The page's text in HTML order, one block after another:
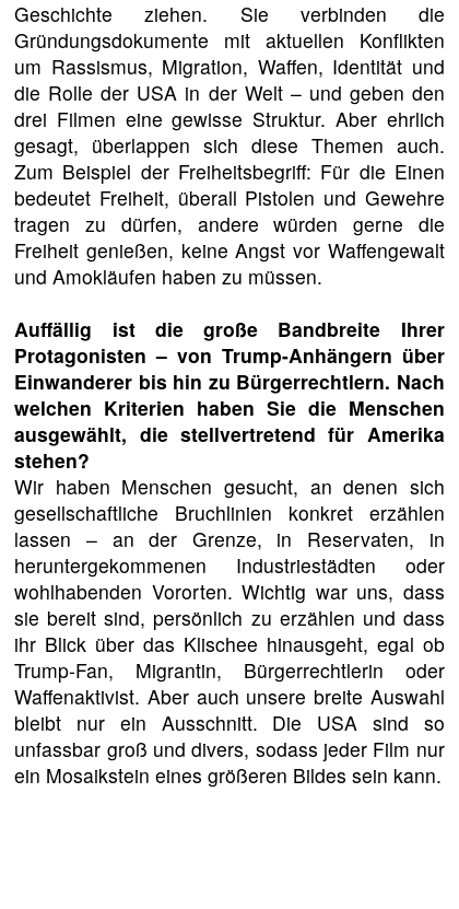
Geschichte ziehen. Sie verbinden die
Gründungsdokumente mit aktuellen Konflikten
um Rassismus, Migration, Waffen, Identität und
die Rolle der USA in der Welt – und geben den
drei Filmen eine gewisse Struktur. Aber ehrlich
gesagt, überlappen sich diese Themen auch.
Zum Beispiel der Freiheitsbegriff: Für die Einen
bedeutet Freiheit, überall Pistolen und Gewehre
tragen zu dürfen, andere würden gerne die
Freiheit genießen, keine Angst vor Waffengewalt
und Amokläufen haben zu müssen.
Auffällig ist die große Bandbreite Ihrer
Protagonisten – von Trump-Anhängern über
Einwanderer bis hin zu Bürgerrechtlern. Nach
welchen Kriterien haben Sie die Menschen
ausgewählt, die stellvertretend für Amerika
stehen?
Wir haben Menschen gesucht, an denen sich
gesellschaftliche Bruchlinien konkret erzählen
lassen – an der Grenze, in Reservaten, in
heruntergekommenen Industriestädten oder
wohlhabenden Vororten. Wichtig war uns, dass
sie bereit sind, persönlich zu erzählen und dass
ihr Blick über das Klischee hinausgeht, egal ob
Trump-Fan, Migrantin, Bürgerrechtlerin oder
Waffenaktivist. Aber auch unsere breite Auswahl
bleibt nur ein Ausschnitt. Die USA sind so
unfassbar groß und divers, sodass jeder Film nur
ein Mosaikstein eines größeren Bildes sein kann.